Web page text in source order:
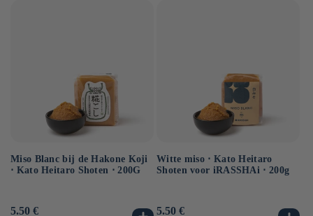
Miso Blanc bij de Hakone Koji
⋅ Kato Heitaro Shoten ⋅ 200G
Normale
5.50 €
Witte miso ⋅ Kato Heitaro
Shoten voor iRASSHAi ⋅ 200g
Normale
5.50 €